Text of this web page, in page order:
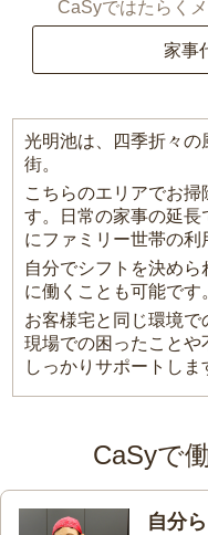
CaSyではたらく
家事
光明池は、四季折々
街。
こちらのエリアでお掃
す。日常の家事の延
にファミリー世帯の利
自分でシフトを決め
に働くことも可能です
お客様宅と同じ環境
現場での困ったこと
しっかりサポートしま
CaSyで
自分